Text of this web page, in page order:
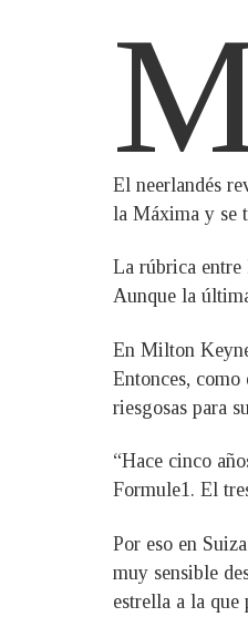
El neerlandés
la Máxima y se
La rúbrica entre
Aunque la
En Milton
Entonces,
riesgosas para
“Hace cinco
Formule1. El
Por eso en
muy sensible
estrella a la que